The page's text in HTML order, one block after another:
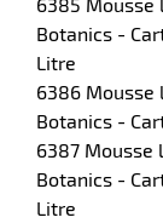
Botanics -
Litre
6386 Mousse
Botanics -
6387 Mousse
Botanics -
Litre